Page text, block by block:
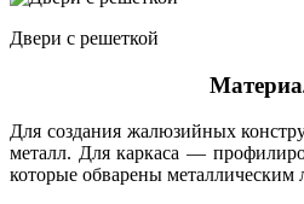
Двери с решеткой
Для создания жалюзийных
металл. Для каркаса —
которые обварены металлическим